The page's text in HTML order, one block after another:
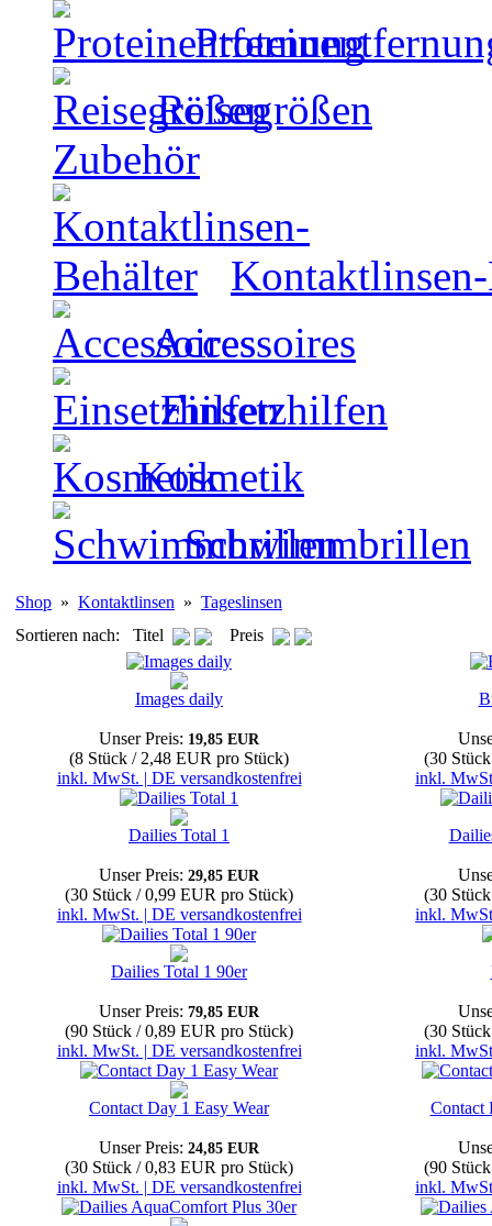
Reisegrößen
Zubehör
Accessoires
Einsetzhilfen
Kosmetik
Schwimmbrillen
Shop » Kontaktlinsen » Tageslinsen
Sortieren nach: Titel
Preis
Images daily
Unser Preis: 19,85 EUR
(8 Stück / 2,48 EUR pro Stück)
inkl. MwSt. | DE versandkostenfrei
(30
inkl.
Dailies Total 1
Unser Preis: 29,85 EUR
(30 Stück / 0,99 EUR pro Stück)
inkl. MwSt. | DE versandkostenfrei
(30
inkl.
Dailies Total 1 90er
Unser Preis: 79,85 EUR
(90 Stück / 0,89 EUR pro Stück)
inkl. MwSt. | DE versandkostenfrei
(30
inkl.
Contact Day 1 Easy Wear
Unser Preis: 24,85 EUR
(30 Stück / 0,83 EUR pro Stück)
inkl. MwSt. | DE versandkostenfrei
Contact
(90
inkl.